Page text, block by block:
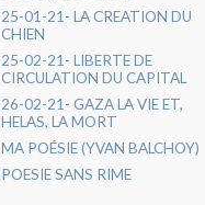
25-01-21- LA CREATION DU
CHIEN
25-02-21- LIBERTE DE
CIRCULATION DU CAPITAL
26-02-21- GAZA LA VIE ET,
HELAS, LA MORT
MA POÉSIE (YVAN BALCHOY)
POESIE SANS RIME